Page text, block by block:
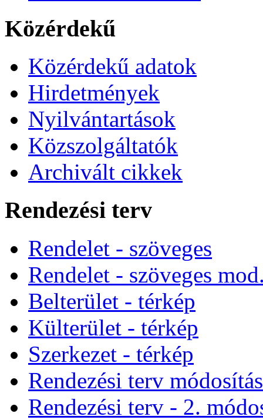
Közérdekű
Közérdekű adatok
Hirdetmények
Nyilvántartások
Közszolgáltatók
Archivált cikkek
Rendezési terv
Rendelet - szöveges
Rendelet - szöveges
Belterület - térkép
Külterület - térkép
Szerkezet - térkép
Rendezési terv
Rendezési terv - 2.